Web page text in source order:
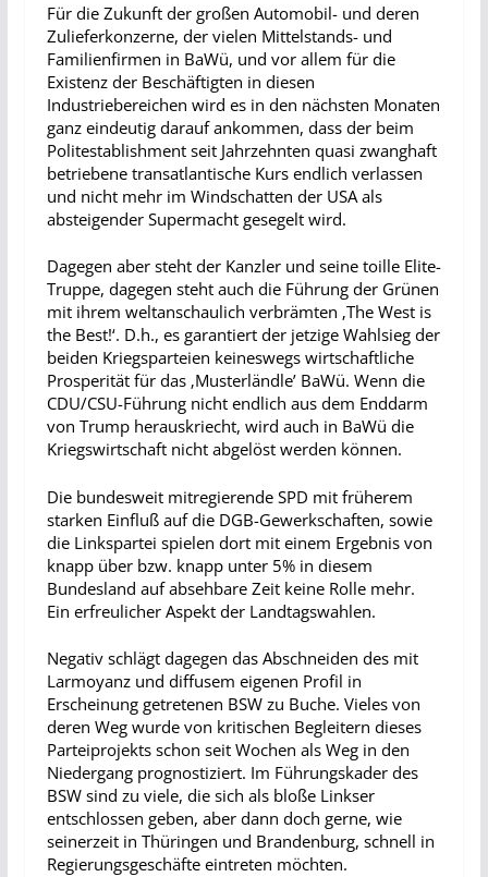
Für die Zukunft der großen Automobil- und deren
Zulieferkonzerne, der vielen Mittelstands- und
Familienfirmen in BaWü, und vor allem für die
Existenz der Beschäftigten in diesen
Industriebereichen wird es in den nächsten Monaten
ganz eindeutig darauf ankommen, dass der beim
Politestablishment seit Jahrzehnten quasi zwanghaft
betriebene transatlantische Kurs endlich verlassen
und nicht mehr im Windschatten der USA als
absteigender Supermacht gesegelt wird.
Dagegen aber steht der Kanzler und seine toille Elite-
Truppe, dagegen steht auch die Führung der Grünen
mit ihrem weltanschaulich verbrämten ‚The West is
the Best!‘. D.h., es garantiert der jetzige Wahlsieg der
beiden Kriegsparteien keineswegs wirtschaftliche
Prosperität für das ‚Musterländle’ BaWü. Wenn die
CDU/CSU-Führung nicht endlich aus dem Enddarm
von Trump herauskriecht, wird auch in BaWü die
Kriegswirtschaft nicht abgelöst werden können.
Die bundesweit mitregierende SPD mit früherem
starken Einfluß auf die DGB-Gewerkschaften, sowie
die Linkspartei spielen dort mit einem Ergebnis von
knapp über bzw. knapp unter 5% in diesem
Bundesland auf absehbare Zeit keine Rolle mehr.
Ein erfreulicher Aspekt der Landtagswahlen.
Negativ schlägt dagegen das Abschneiden des mit
Larmoyanz und diffusem eigenen Profil in
Erscheinung getretenen BSW zu Buche. Vieles von
deren Weg wurde von kritischen Begleitern dieses
Parteiprojekts schon seit Wochen als Weg in den
Niedergang prognostiziert. Im Führungskader des
BSW sind zu viele, die sich als bloße Linkser
entschlossen geben, aber dann doch gerne, wie
seinerzeit in Thüringen und Brandenburg, schnell in
Regierungsgeschäfte eintreten möchten.